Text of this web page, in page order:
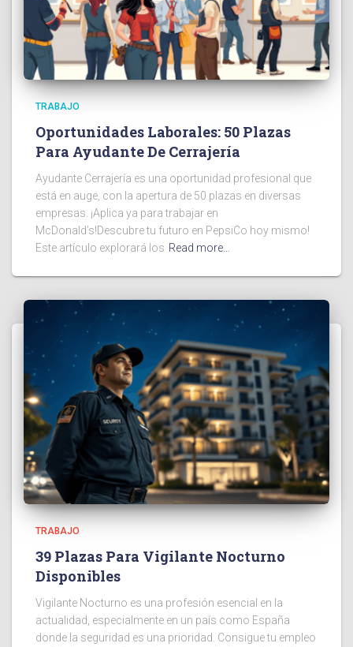
TRABAJO
Oportunidades Laborales: 50 Plazas
Para Ayudante De Cerrajería
Ayudante Cerrajería es una oportunidad profesional que
está en auge, con la apertura de 50 plazas en diversas
empresas. ¡Aplica ya para trabajar en
McDonald’s!Descubre tu futuro en PepsiCo hoy mismo!
Este artículo explorará los Read more…
TRABAJO
39 Plazas Para Vigilante Nocturno
Disponibles
Vigilante Nocturno es una profesión esencial en la
actualidad, especialmente en un país como España
donde la seguridad es una prioridad. Consigue tu empleo